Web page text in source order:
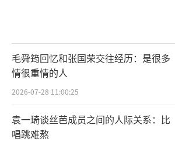
毛舜筠回忆和张国荣交往经历：是很多
情很重情的人
2026-07-28 11:00:25
袁一琦谈丝芭成员之间的人际关系：比
唱跳难熬